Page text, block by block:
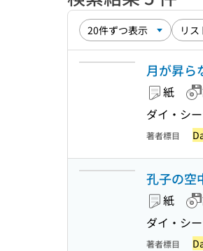
月が昇ら
紙
ダイ・シ
著者標目
孔子の空
紙
ダイ・シ
著者標目